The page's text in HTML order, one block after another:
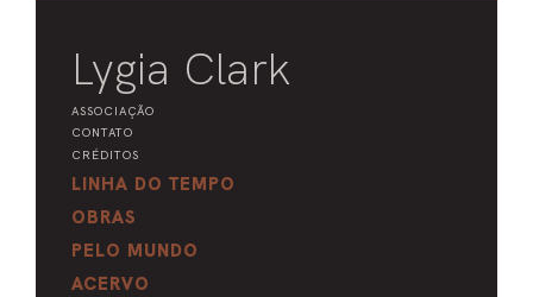
Lygia Clark
ASSOCIAÇÃO
CONTATO
CRÉDITOS
LINHA DO TEMPO
OBRAS
PELO MUNDO
ACERVO